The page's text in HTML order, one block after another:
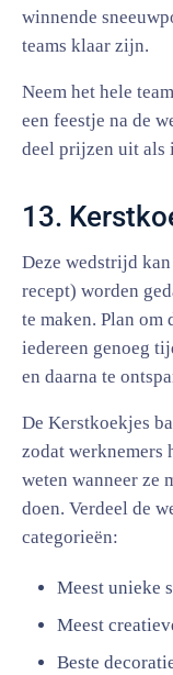
winnende
teams klaar zijn.
Neem het hele
een feestje na de
deel prijzen uit als
13.
Deze wedstrijd
recept) worden
te maken. Plan om
iedereen genoeg
en daarna te
De Kerstkoekjes
zodat werknemers
weten wanneer ze
doen. Verdeel de
categorieën:
Meest unieke
Meest
Beste